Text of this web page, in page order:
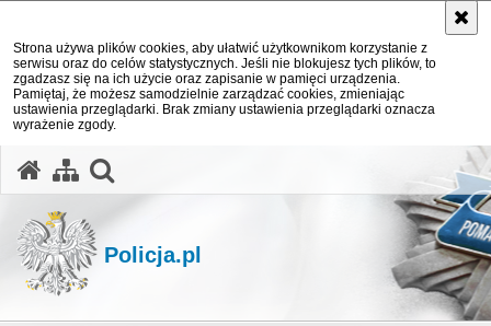
Strona używa plików cookies, aby ułatwić użytkownikom korzystanie z
serwisu oraz do celów statystycznych. Jeśli nie blokujesz tych plików, to
zgadzasz się na ich użycie oraz zapisanie w pamięci urządzenia.
Pamiętaj, że możesz samodzielnie zarządzać cookies, zmieniając
ustawienia przeglądarki. Brak zmiany ustawienia przeglądarki oznacza
wyrażenie zgody.
Policja.pl